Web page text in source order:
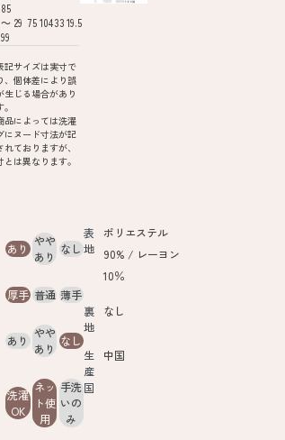
85
～
99
29 75 10433 19.5
サイズは実寸で
、個体差により誤
生じる場合があり
によっては洗濯
にヌード寸法が記
れておりますが、
とは異なります。
あり
やや
あり
なし
厚手 普通 薄手
あり
やや
あり
なし
洗濯
OK
ネッ
ト使
用
手洗
いの
み
表
地
ポリエステル
90% / レーヨン
10％
裏
地
なし
生
産
国
中国